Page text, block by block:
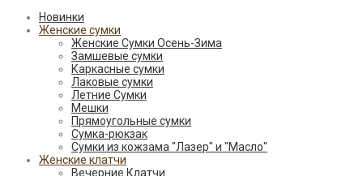
Новинки
Женские сумки
Женские Сумки Осень-Зима
Замшевые сумки
Каркасные сумки
Лаковые сумки
Летние Сумки
Мешки
Прямоугольные сумки
Сумка-рюкзак
Сумки из кожзама "Лазер" и "Масло"
Женские клатчи
Вечерние Клатчи